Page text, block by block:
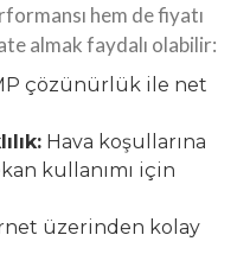
hem de fiyatı
almak faydalı olabilir:
çözünürlük ile net
Hava koşullarına
kullanımı için
üzerinden kolay